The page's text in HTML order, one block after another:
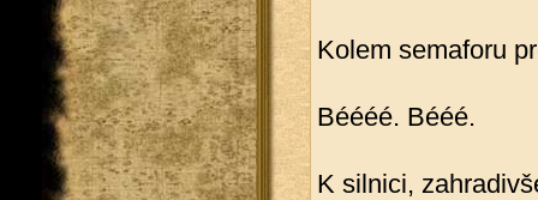
Kolem semaforu
Béééé. Bééé.
K silnici,